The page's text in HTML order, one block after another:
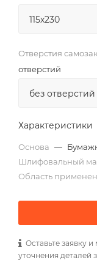
Отверстия
отверстий
Характеристики
Основа —
Шлифовальный
Область
Оставьте заявку
уточнения деталей